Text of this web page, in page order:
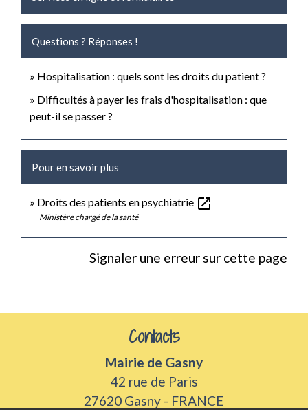
Questions ? Réponses !
Hospitalisation : quels sont les droits du patient ?
Difficultés à payer les frais d'hospitalisation : que
peut-il se passer ?
Pour en savoir plus
Droits des patients en psychiatrie open_in_new
Ministère chargé de la santé
Signaler une erreur sur cette page
Contacts
Mairie de Gasny
42 rue de Paris
27620 Gasny - FRANCE